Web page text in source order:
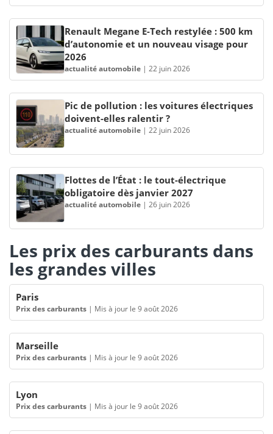
Renault Megane E-Tech restylée : 500 km
d’autonomie et un nouveau visage pour
2026
actualité automobile | 22 juin 2026
Pic de pollution : les voitures électriques
doivent-elles ralentir ?
actualité automobile | 22 juin 2026
Flottes de l’État : le tout-électrique
obligatoire dès janvier 2027
actualité automobile | 26 juin 2026
Les prix des carburants dans
les grandes villes
Paris
Prix des carburants | Mis à jour le 9 août 2026
Marseille
Prix des carburants | Mis à jour le 9 août 2026
Lyon
Prix des carburants | Mis à jour le 9 août 2026